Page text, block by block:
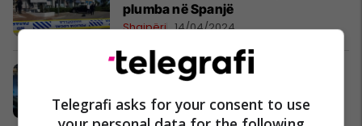
plumba në Spanjë
Shqipëri 14/04/2024
U nervozua se nuk arriti të tërheq
godet me veturë bankomatin
Telegrafi asks for your consent to use